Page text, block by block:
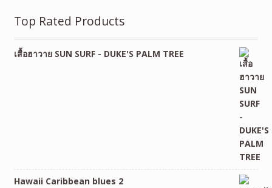
Top Rated Products
เสื้อฮาวาย SUN SURF - DUKE'S PALM TREE
Hawaii Caribbean blues 2